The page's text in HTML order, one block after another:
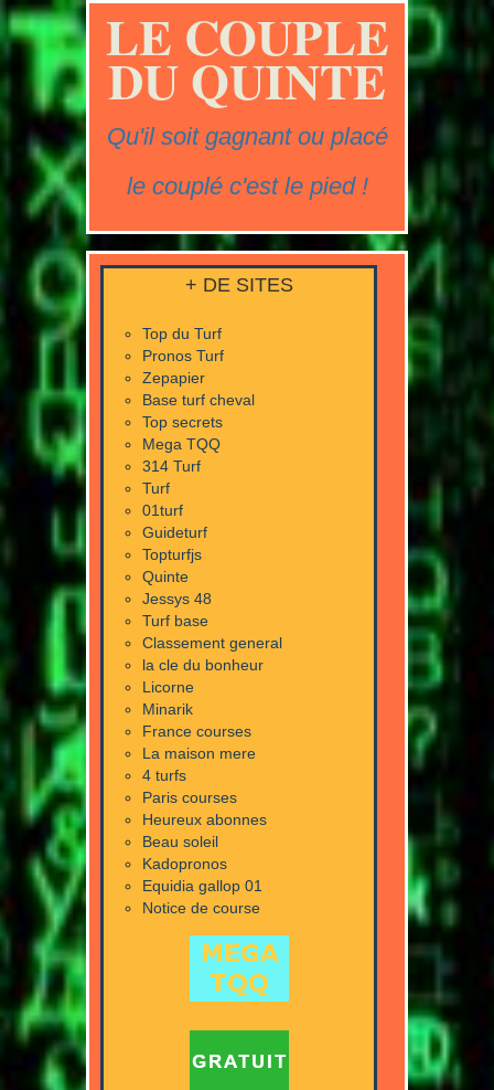
LE COUPLE
DU QUINTE
Qu'il soit gagnant ou placé
le couplé c'est le pied !
+ DE SITES
Top du Turf
Pronos Turf
Zepapier
Base turf cheval
Top secrets
Mega TQQ
314 Turf
Turf
01turf
Guideturf
Topturfjs
Quinte
Jessys 48
Turf base
Classement general
la cle du bonheur
Licorne
Minarik
France courses
La maison mere
4 turfs
Paris courses
Heureux abonnes
Beau soleil
Kadopronos
Equidia gallop 01
Notice de course